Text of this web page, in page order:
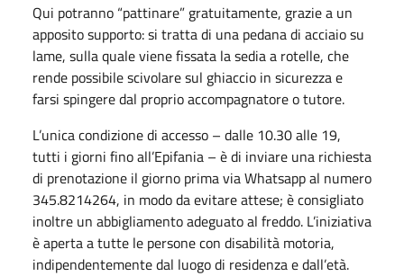
Qui potranno “pattinare” gratuitamente, grazie a un
apposito supporto: si tratta di una pedana di acciaio su
lame, sulla quale viene fissata la sedia a rotelle, che
rende possibile scivolare sul ghiaccio in sicurezza e
farsi spingere dal proprio accompagnatore o tutore.
L’unica condizione di accesso – dalle 10.30 alle 19,
tutti i giorni fino all’Epifania – è di inviare una richiesta
di prenotazione il giorno prima via Whatsapp al numero
345.8214264, in modo da evitare attese; è consigliato
inoltre un abbigliamento adeguato al freddo. L’iniziativa
è aperta a tutte le persone con disabilità motoria,
indipendentemente dal luogo di residenza e dall’età.